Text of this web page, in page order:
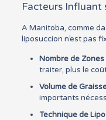
Facteurs Influant
A Manitoba, comme
liposuccion n’est pas
Nombre de Zones
traiter, plus le
Volume de
importants
Technique de